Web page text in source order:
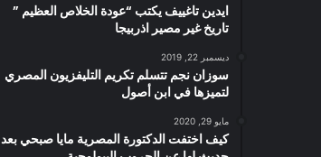
ايدين تاغييف يكتب “عودة الخلاص العظيم ”
تاريخ غير مصير اذربيجا
ديسمبر 22, 2019
سوزان نجم تتسلم تكريم التليفزيون المصري
لتميزها في ابن أصول
مايو 29, 2020
كيف اختفت الدكتورة المصرية مايا صبحي بعد